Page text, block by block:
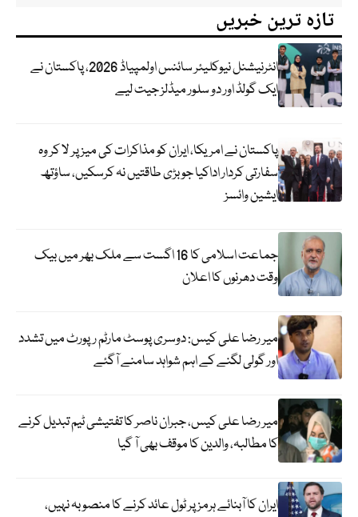
تازہ ترین خبریں
انٹرنیشنل نیوکلیئر سائنس اولمپیاڈ 2026، پاکستان نے
ایک گولڈ اور دو سلور میڈلز جیت لیے
پاکستان نے امریکا، ایران کو مذاکرات کی میز پر لا کر وہ
سفارتی کردار اداکیا جو بڑی طاقتیں نہ کرسکیں، ساؤتھ
ایشین وائسز
جماعت اسلامی کا 16 اگست سے ملک بھر میں بیک
وقت دھرنوں کا اعلان
میر رضا علی کیس: دوسری پوسٹ مارٹم رپورٹ میں تشدد
اور گولی لگنے کے اہم شواہد سامنے آگئے
میر رضا علی کیس، جبران ناصر کا تفتیشی ٹیم تبدیل کرنے
کا مطالبہ، والدین کا موقف بھی آ گیا
ایران کا آبنائے ہرمز پر ٹول عائد کرنے کا منصوبہ نہیں،